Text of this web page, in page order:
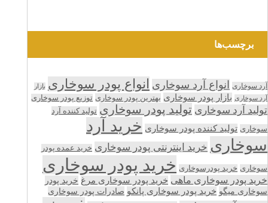
برچسب‌ها
آرد سوخاری انواع آرد سوخاری انواع پودر سوخاری بازار
آرد سوخاری بازار پودر سوخاری بهترین پودر سوخاری توزیع پودر سوخاری
تولید آرد سوخاری تولید پودر سوخاری تولید کننده آرد
سوخاری تولید کننده پودر سوخاری خرید آرد
سوخاری خرید اینترنتی پودر سوخاری خرید عمده پودر
سوخاری خرید پودرسوخاری خرید پودر سوخاری
خرید پودر سوخاری ماهی خرید پودر سوخاری مرغ خرید پودر
سوخاری میگو خرید پودر سوخاری پانکو صادرات پودر سوخاری